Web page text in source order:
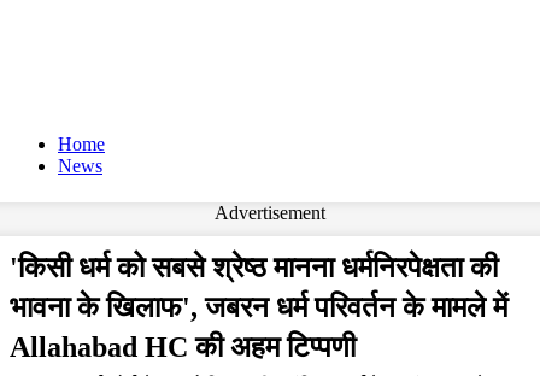
Home
News
Advertisement
'किसी धर्म को सबसे श्रेष्ठ मानना धर्मनिरपेक्षता की
भावना के खिलाफ', जबरन धर्म परिवर्तन के मामले में
Allahabad HC की अहम टिप्पणी